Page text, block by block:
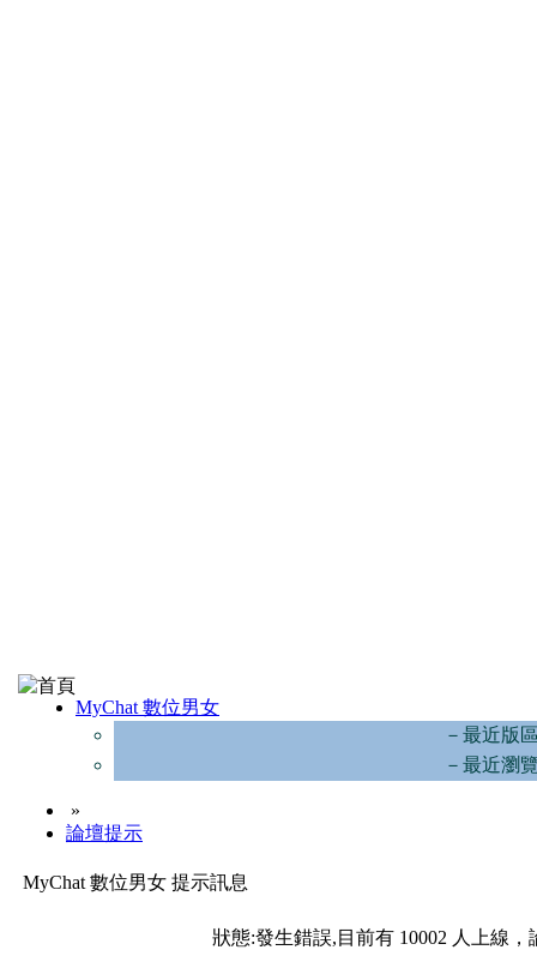
MyChat 數位男女
－最近版
－最近瀏
»
論壇提示
MyChat 數位男女 提示訊息
狀態:發生錯誤,目前有 10002 人上線